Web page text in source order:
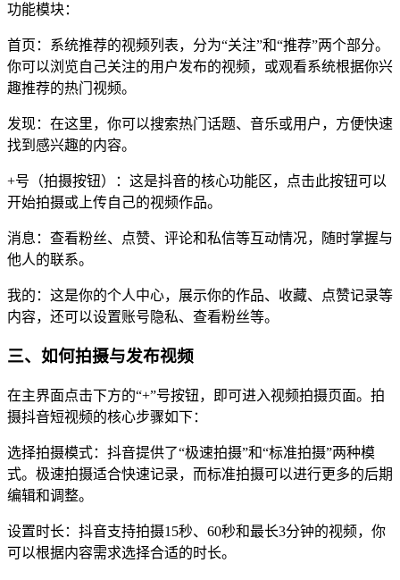
功能模块：
首页：系统推荐的视频列表，分为“关注”和“推荐”两个部分。
你可以浏览自己关注的用户发布的视频，或观看系统根据你兴
趣推荐的热门视频。
发现：在这里，你可以搜索热门话题、音乐或用户，方便快速
找到感兴趣的内容。
+号（拍摄按钮）：这是抖音的核心功能区，点击此按钮可以
开始拍摄或上传自己的视频作品。
消息：查看粉丝、点赞、评论和私信等互动情况，随时掌握与
他人的联系。
我的：这是你的个人中心，展示你的作品、收藏、点赞记录等
内容，还可以设置账号隐私、查看粉丝等。
三、如何拍摄与发布视频
在主界面点击下方的“+”号按钮，即可进入视频拍摄页面。拍
摄抖音短视频的核心步骤如下：
选择拍摄模式：抖音提供了“极速拍摄”和“标准拍摄”两种模
式。极速拍摄适合快速记录，而标准拍摄可以进行更多的后期
编辑和调整。
设置时长：抖音支持拍摄15秒、60秒和最长3分钟的视频，你
可以根据内容需求选择合适的时长。